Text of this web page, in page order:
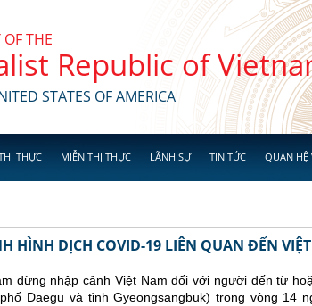
OF THE
Republic of
STATES OF AMERICA
THỰC MIỄN THỊ THỰC LÃNH SỰ TIN TỨC QUAN HỆ
HÌNH DỊCH COVID-19 LIÊN QUAN ĐẾN
dừng nhập cảnh Việt Nam đối với người đến từ
Daegu và tỉnh Gyeongsangbuk) trong vòng 14